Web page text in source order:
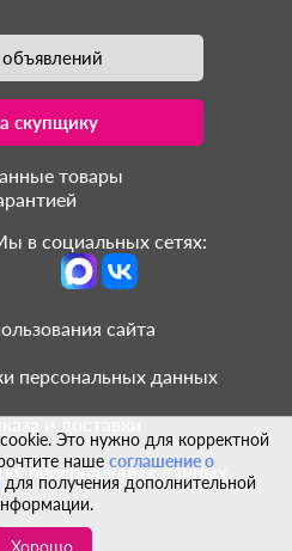
Это нужно для корректной
наше соглашение о
для получения дополнительной
Хорошо
скупщику
товары
в социальных сетях:
сайта
персональных данных
и доставки
персональных данных